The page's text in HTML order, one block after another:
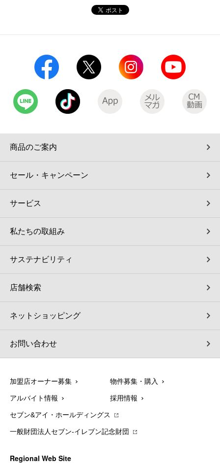
商品のご案内
セール・キャンペーン
サービス
私たちの取組み
サステナビリティ
店舗検索
ネットショッピング
お問い合わせ
加盟店オーナー募集 物件募集・購入
アルバイト情報 採用情報
セブン&アイ・ホールディングス
一般財団法人セブン-イレブン記念財団
Regional Web Site